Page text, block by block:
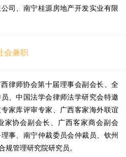
司、南宁桂源房地产开发实业有限
会兼职
律师协会第十届理事会副会长、全
、中国法学会律师法学研究会特邀
家库评审专家、广西客家海外联谊
家协会副会长、广西客家商会副会
事、南宁仲裁委员会仲裁员、钦州
规管理研究院研究员。